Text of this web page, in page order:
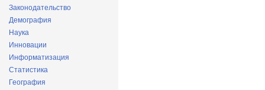
Законодательство
Демография
Наука
Инновации
Информатизация
Статистика
География